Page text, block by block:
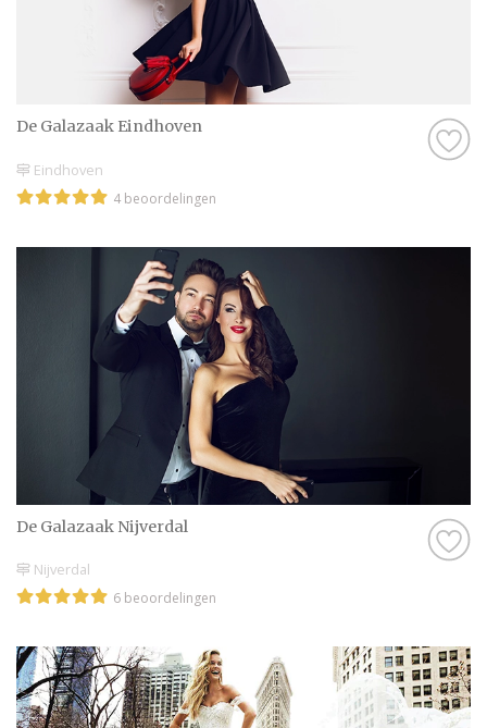
De Galazaak Eindhoven
Eindhoven
4 beoordelingen
De Galazaak Nijverdal
Nijverdal
6 beoordelingen